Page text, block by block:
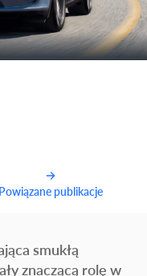
Powiązane publikacje
smukłą
znaczącą rolę w